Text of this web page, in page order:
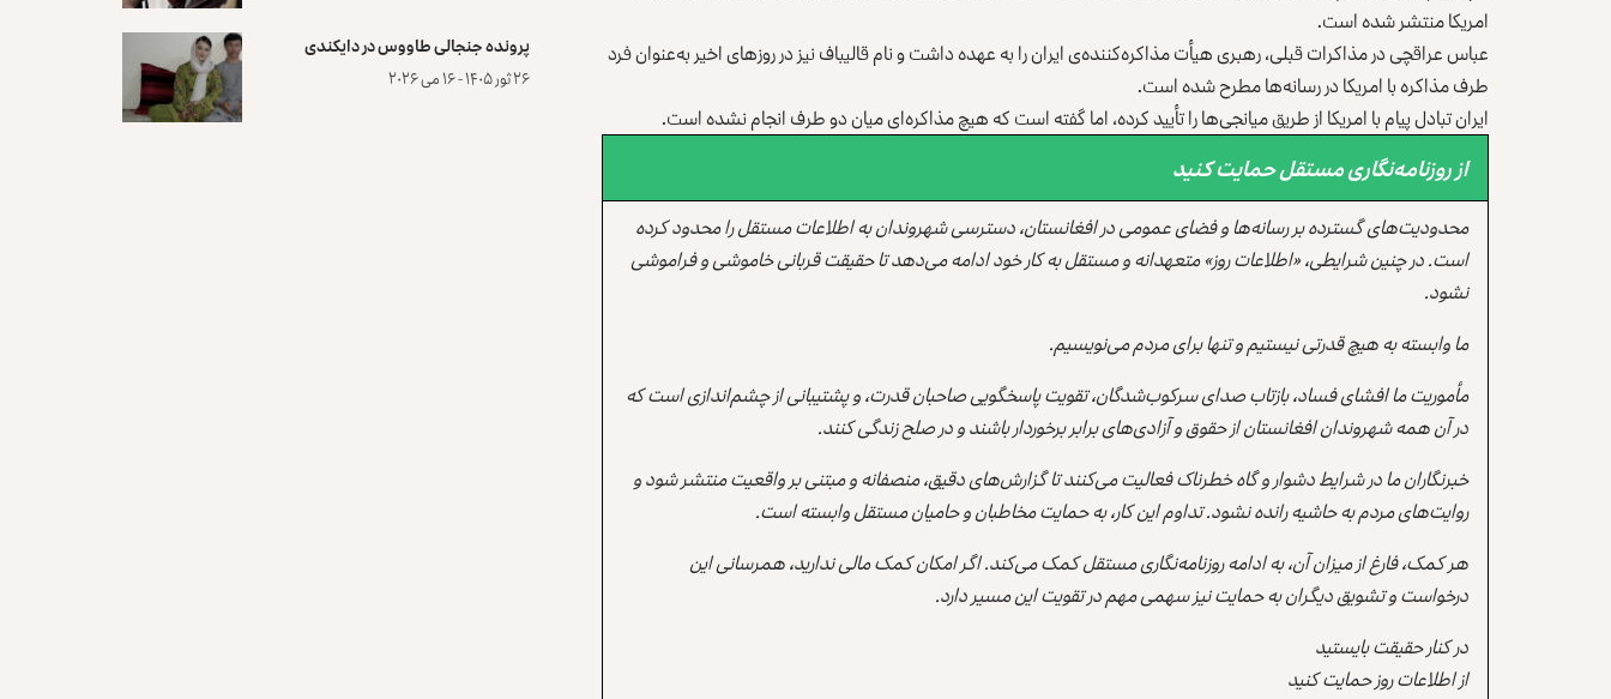
امریکا منتشر شده است.
عباس عراقچی در مذاکرات قبلی، رهبری هیأت مذاکره‌کننده‌ی ایران را به عهده داشت و نام قالیباف نیز در روزهای اخیر به‌عنوان فرد
طرف مذاکره با امریکا در رسانه‌ها مطرح شده است.
ایران تبادل پیام با امریکا از طریق میانجی‌ها را تأیید کرده، اما گفته است که هیچ مذاکره‌ای میان دو طرف انجام نشده است.
از روزنامه‌نگاری مستقل حمایت کنید
محدودیت‌های گسترده بر رسانه‌ها و فضای عمومی در افغانستان، دسترسی شهروندان به اطلاعات مستقل را محدود کرده
است. در چنین شرایطی، «اطلاعات روز» متعهدانه و مستقل به کار خود ادامه می‌دهد تا حقیقت قربانی خاموشی و فراموشی
نشود.
ما وابسته به هیچ قدرتی نیستیم و تنها برای مردم می‌نویسیم.
مأموریت ما افشای فساد، بازتاب صدای سرکوب‌شدگان، تقویت پاسخگویی صاحبان قدرت، و پشتیبانی از چشم‌اندازی است که
در آن همه شهروندان افغانستان از حقوق و آزادی‌های برابر برخوردار باشند و در صلح زندگی کنند.
خبرنگاران ما در شرایط دشوار و گاه خطرناک فعالیت می‌کنند تا گزارش‌های دقیق، منصفانه و مبتنی بر واقعیت منتشر شود و
روایت‌های مردم به حاشیه رانده نشود. تداوم این کار، به حمایت مخاطبان و حامیان مستقل وابسته است.
هر کمک، فارغ از میزان آن، به ادامه روزنامه‌نگاری مستقل کمک می‌کند. اگر امکان کمک مالی ندارید، همرسانی این
درخواست و تشویق دیگران به حمایت نیز سهمی مهم در تقویت این مسیر دارد.
در کنار حقیقت بایستید
از اطلاعات روز حمایت کنید
پرونده‌ جنجالی طاووس در دایکندی
۲۶ ثور ۱۴۰۵ - ۱۶ می ۲۰۲۶